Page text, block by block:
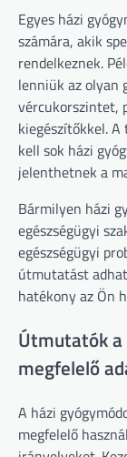
Egyes házi
számára, akik
rendelkeznek.
lenniük az olyan
vércukorszintet,
kiegészítőkkel.
kell sok házi
jelenthetnek a
Bármilyen házi
egészségügyi
egészségügyi
útmutatást
hatékony az Ön
Útmutatók a
megfelelő
A házi
megfelelő